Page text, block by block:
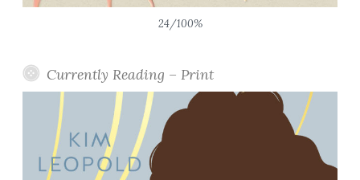
24/100%
Currently Reading – Print